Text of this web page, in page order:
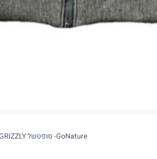
GoNature- סופטשל GRIZZLY